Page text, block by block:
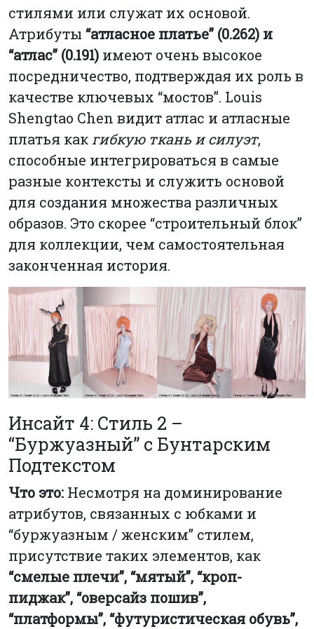
стилями или служат их основой.
Атрибуты “атласное платье” (0.262) и
“атлас” (0.191) имеют очень высокое
посредничество, подтверждая их роль в
качестве ключевых “мостов”. Louis
Shengtao Chen видит атлас и атласные
платья какгибкую ткань и силуэт,
способные интегрироваться в самые
разные контексты и служить основой
для создания множества различных
образов. Это скорее “строительный блок”
для коллекции, чем самостоятельная
законченная история.
Инсайт 4: Стиль 2 –
“Буржуазный” с Бунтарским
Подтекстом
Что это: Несмотря на доминирование
атрибутов, связанных с юбками и
“буржуазным / женским” стилем,
присутствие таких элементов, как
“смелые плечи”, “мятый”, “кроп-
пиджак”, “оверсайз пошив”,
“платформы”, “футуристическая обувь”,